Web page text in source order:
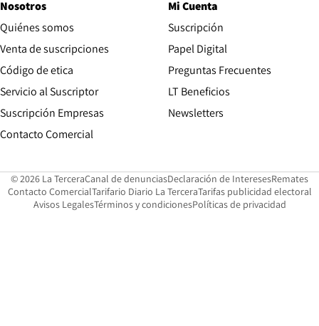
Nosotros
Quiénes somos
Venta de suscripciones
Código de etica Opens in new window
Servicio al Suscriptor
Suscripción Empresas
Contacto ComercialOpens in new window
Mi Cuenta
Suscripción
Papel DigitalOpens in new
Preguntas Frecuentes
LT Beneficios
Newsletters
© 2026 La TerceraCanal de denunciasOpens in new window
Declaración de InteresesOpens in
Remates
Contacto ComercialOpens in new window
Tarifario Diario La TerceraOpens in new window
Tarifas publicidad electoral
Avisos LegalesOpens in new window
Términos y condicionesPolíticas de privacidad